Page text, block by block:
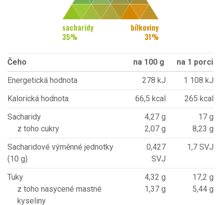
sacharidy
35%
bílkoviny
31%
Čeho na 100 g
na 1 porci
Energetická hodnota
278 kJ
1 108 kJ
Kalorická hodnota
66,5 kcal
265 kcal
Sacharidy
z toho cukry
4,27 g
2,07 g
17 g
8,23 g
Sacharidové výměnné jednotky
(10 g)
0,427
SVJ
1,7 SVJ
Tuky
z toho nasycené mastné
kyseliny
4,32 g
1,37 g
17,2 g
5,44 g